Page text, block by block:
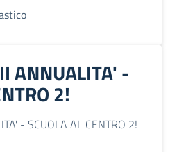
ANNUALITA' -
2!
- SCUOLA AL CENTRO 2!